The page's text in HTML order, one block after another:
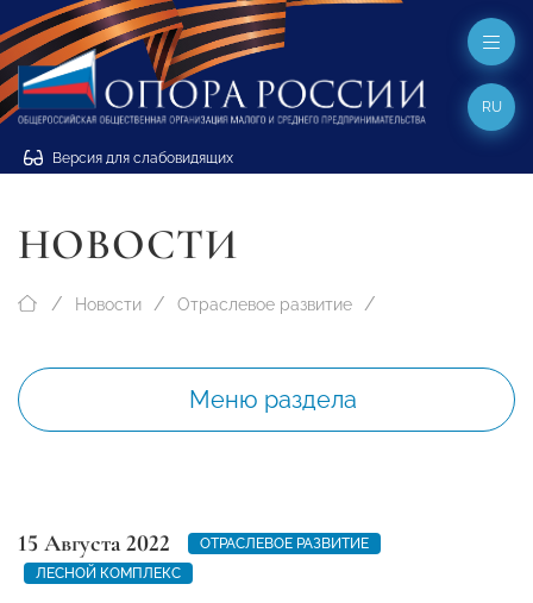
Версия для слабовидящих
RU
НОВОСТИ
Новости Отраслевое развитие
Меню раздела
15 Августа 2022
ОТРАСЛЕВОЕ РАЗВИТИЕ
ЛЕСНОЙ КОМПЛЕКС